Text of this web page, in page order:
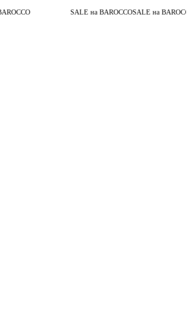
SALE на BAROCCO SALE на BAROCCO До конца